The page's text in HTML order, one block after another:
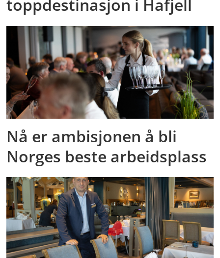
toppdestinasjon i Hafjell
Nå er ambisjonen å bli
Norges beste arbeidsplass